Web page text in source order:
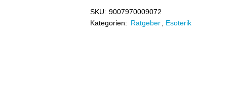
SKU: 9007970009072
Kategorien: Ratgeber Esoterik